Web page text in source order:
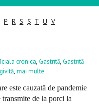
P R S Ș T U V
cronica, Gastrită, Gastrită
, mai multe
este cauzată de pandemie
de la porci la